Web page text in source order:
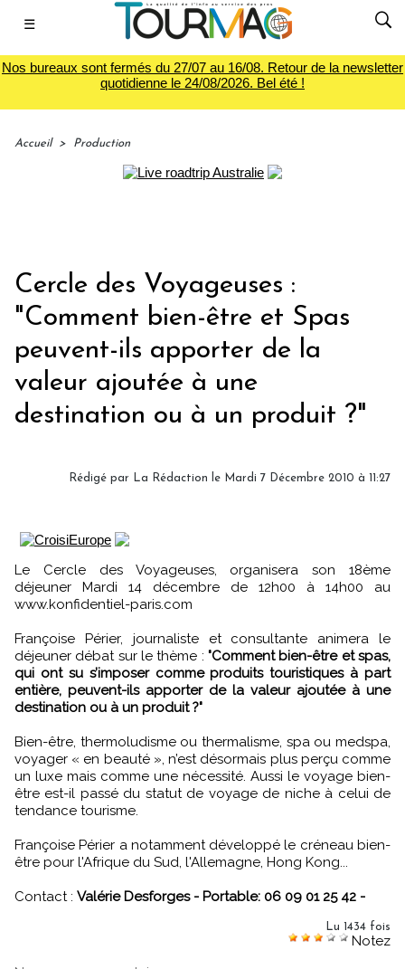
☰
Nos bureaux sont fermés du 27/07 au 16/08. Retour de la newsletter
quotidienne le 24/08/2026. Bel été !
Accueil > Production
Cercle des Voyageuses :
"Comment bien-être et Spas
peuvent-ils apporter de la
valeur ajoutée à une
destination ou à un produit ?"
Rédigé par La Rédaction le Mardi 7 Décembre 2010 à 11:27
Le Cercle des Voyageuses, organisera son 18ème
déjeuner Mardi 14 décembre de 12h00 à 14h00 au
www.konfidentiel-paris.com
Françoise Périer, journaliste et consultante animera le
déjeuner débat sur le thème : "Comment bien-être et spas,
qui ont su s’imposer comme produits touristiques à part
entière, peuvent-ils apporter de la valeur ajoutée à une
destination ou à un produit ?"
Bien-être, thermoludisme ou thermalisme, spa ou medspa,
voyager « en beauté », n’est désormais plus perçu comme
un luxe mais comme une nécessité. Aussi le voyage bien-
être est-il passé du statut de voyage de niche à celui de
tendance tourisme.
Françoise Périer a notamment développé le créneau bien-
être pour l'Afrique du Sud, l'Allemagne, Hong Kong...
Contact : Valérie Desforges - Portable: 06 09 01 25 42 -
Lu 1434 fois
Notez